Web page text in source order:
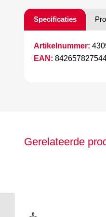
Specificaties
Artikelnummer:
EAN:
Gerelateerde